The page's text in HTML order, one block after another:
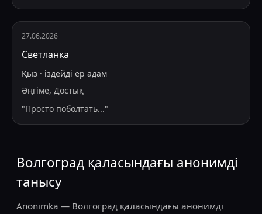
27.06.2026
Светланка
Қыз · іздейді ер адам
Әңгіме, Достық
"Просто поболтать..."
Волгоград қаласындағы анонимді
танысу
Anonimka — Волгоград қаласындағы анонимді